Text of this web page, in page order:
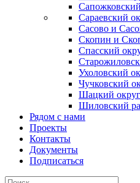
Сараевский
Сасово и
Скопин и
Спасский
Ухоловский
Чучковский
Шацкий округ
Шиловский
Рядом с нами
Проекты
Контакты
Документы
Подписаться